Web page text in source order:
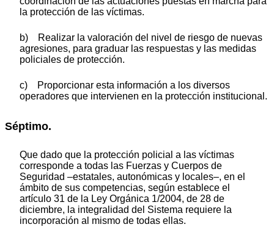
la protección de las víctimas.
b) Realizar la valoración del nivel de riesgo de nuevas
agresiones, para graduar las respuestas y las medidas
policiales de protección.
c) Proporcionar esta información a los diversos
operadores que intervienen en la protección institucional.
Séptimo.
Que dado que la protección policial a las víctimas
corresponde a todas las Fuerzas y Cuerpos de
Seguridad –estatales, autonómicas y locales–, en el
ámbito de sus competencias, según establece el
artículo 31 de la Ley Orgánica 1/2004, de 28 de
diciembre, la integralidad del Sistema requiere la
incorporación al mismo de todas ellas.